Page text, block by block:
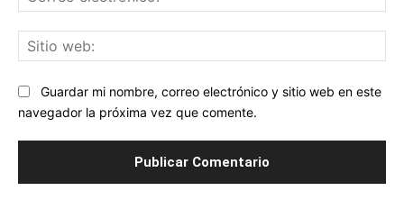
Guardar mi nombre, correo electrónico y sitio web en este
navegador la próxima vez que comente.